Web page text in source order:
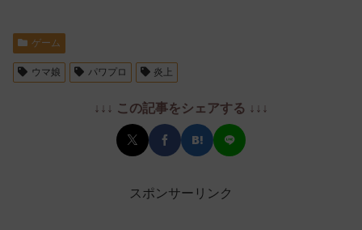
ゲーム
ウマ娘 パワプロ 炎上
↓↓↓ この記事をシェアする ↓↓↓
スポンサーリンク